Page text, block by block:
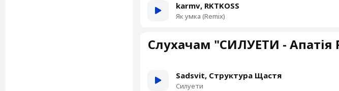
karmv, RKTKOSS
Як умка (Remix)
Слухачам "СИЛУЕТИ - Апатія
Sadsvit, Структура Щастя
Силуети